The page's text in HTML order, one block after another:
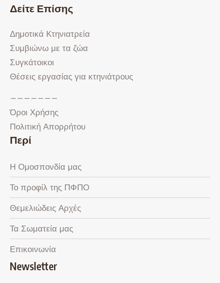
Δείτε Επίσης
Δημοτικά Κτηνιατρεία
Συμβιώνω με τα ζώα
Συγκάτοικοι
Θέσεις εργασίας για κτηνιάτρους
———————
Όροι Χρήσης
Πολιτική Απορρήτου
Περί
Η Ομοσπονδία μας
Το προφίλ της ΠΦΠΟ
Θεμελιώδεις Αρχές
Τα Σωματεία μας
Επικοινωνία
Newsletter